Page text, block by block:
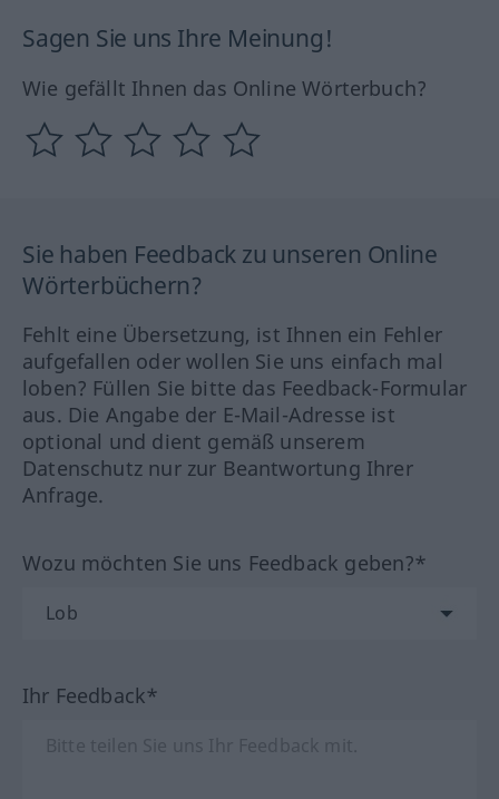
Sagen Sie uns Ihre Meinung!
Wie gefällt Ihnen das Online Wörterbuch?
Sie haben Feedback zu unseren Online
Wörterbüchern?
Fehlt eine Übersetzung, ist Ihnen ein Fehler
aufgefallen oder wollen Sie uns einfach mal
loben? Füllen Sie bitte das Feedback-Formular
aus. Die Angabe der E-Mail-Adresse ist
optional und dient gemäß unserem
Datenschutz nur zur Beantwortung Ihrer
Anfrage.
Wozu möchten Sie uns Feedback geben?*
Ihr Feedback*